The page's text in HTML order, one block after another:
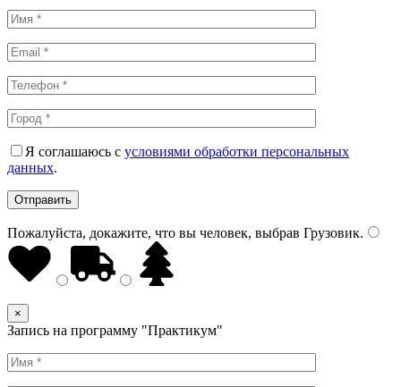
Я соглашаюсь с условиями обработки персональных
данных.
Пожалуйста, докажите, что вы человек, выбрав Грузовик.
×
Запись на программу "Практикум"